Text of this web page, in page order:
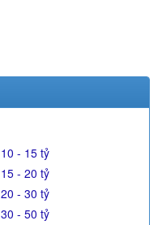
10 - 15 tỷ
15 - 20 tỷ
20 - 30 tỷ
30 - 50 tỷ